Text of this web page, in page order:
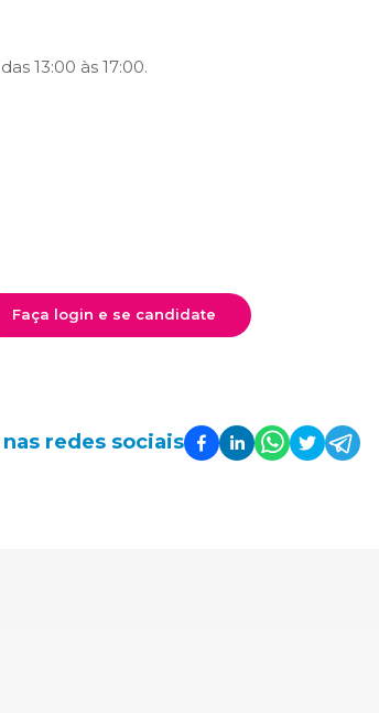
13:00 às 17:00.
Faça login e se candidate
redes sociais